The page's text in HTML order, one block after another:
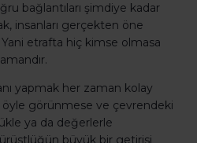
bağlantıları şimdiye kadar
insanları gerçekten öne
etrafta hiç kimse olmasa
yapmak her zaman kolay
öyle görünmese ve çevrendeki
ya da değerlerle
büyük bir getirisi